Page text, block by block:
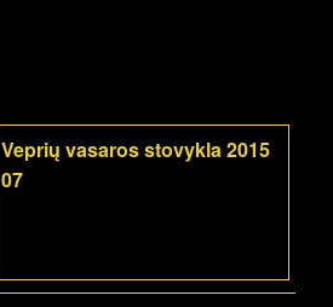
Veprių vasaros stovykla 2015
07